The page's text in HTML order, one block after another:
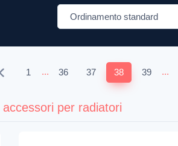
1 ... 36 37 38 39 ...
accessori per radiatori